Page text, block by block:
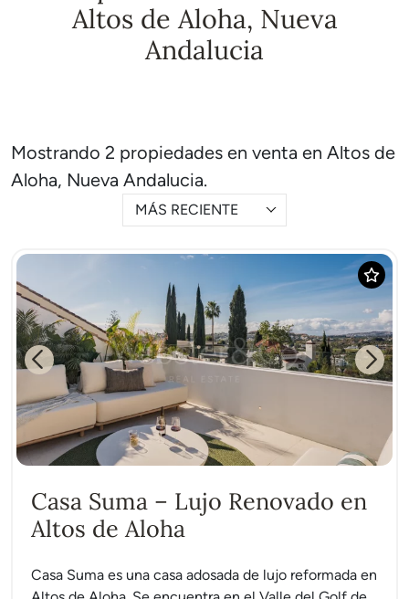
Altos de Aloha, Nueva
Andalucia
Mostrando 2 propiedades en venta en Altos de
Aloha, Nueva Andalucia.
MÁS RECIENTE
Previous Next
Casa Suma – Lujo Renovado en
Altos de Aloha
Casa Suma es una casa adosada de lujo reformada en